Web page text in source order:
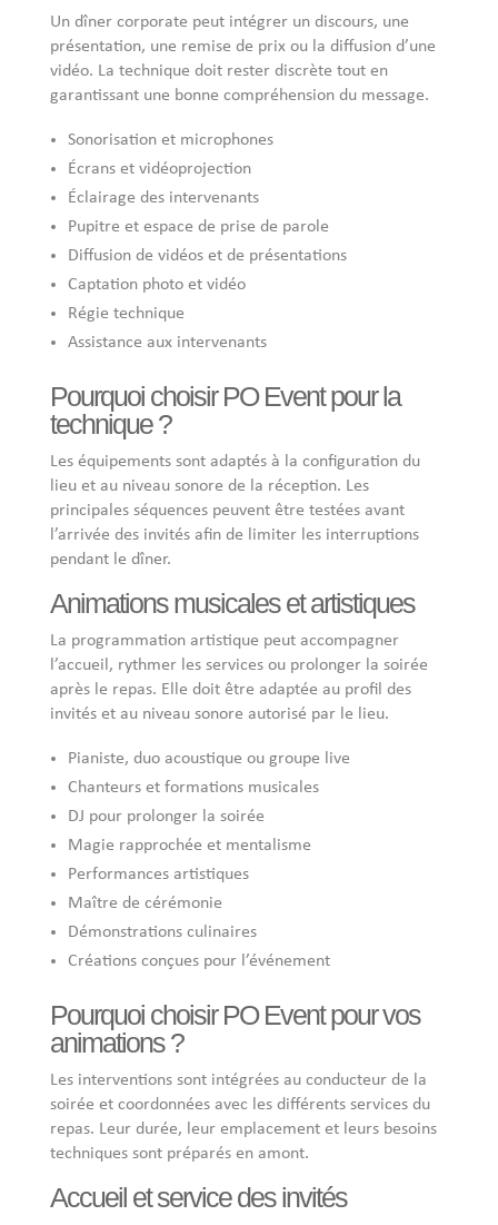
Un dîner corporate peut intégrer un discours, une
présentation, une remise de prix ou la diffusion d’une
vidéo. La technique doit rester discrète tout en
garantissant une bonne compréhension du message.
Sonorisation et microphones
Écrans et vidéoprojection
Éclairage des intervenants
Pupitre et espace de prise de parole
Diffusion de vidéos et de présentations
Captation photo et vidéo
Régie technique
Assistance aux intervenants
Pourquoi choisir PO Event pour la
technique ?
Les équipements sont adaptés à la configuration du
lieu et au niveau sonore de la réception. Les
principales séquences peuvent être testées avant
l’arrivée des invités afin de limiter les interruptions
pendant le dîner.
Animations musicales et artistiques
La programmation artistique peut accompagner
l’accueil, rythmer les services ou prolonger la soirée
après le repas. Elle doit être adaptée au profil des
invités et au niveau sonore autorisé par le lieu.
Pianiste, duo acoustique ou groupe live
Chanteurs et formations musicales
DJ pour prolonger la soirée
Magie rapprochée et mentalisme
Performances artistiques
Maître de cérémonie
Démonstrations culinaires
Créations conçues pour l’événement
Pourquoi choisir PO Event pour vos
animations ?
Les interventions sont intégrées au conducteur de la
soirée et coordonnées avec les différents services du
repas. Leur durée, leur emplacement et leurs besoins
techniques sont préparés en amont.
Accueil et service des invités